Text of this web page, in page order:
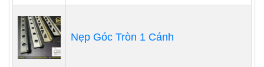
Nẹp Góc Tròn 1 Cánh